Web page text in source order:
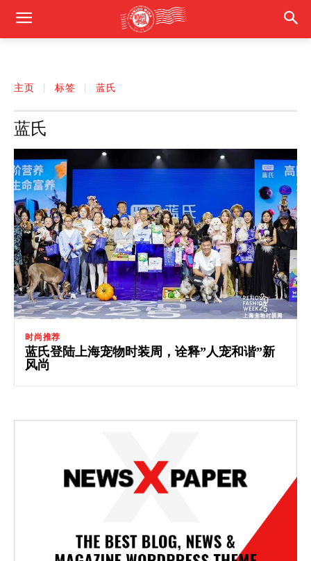
主页 标签 蓝氏
蓝氏
时尚推荐
蓝氏登陆上海宠物时装周，诠释”人宠和谐”新
风尚